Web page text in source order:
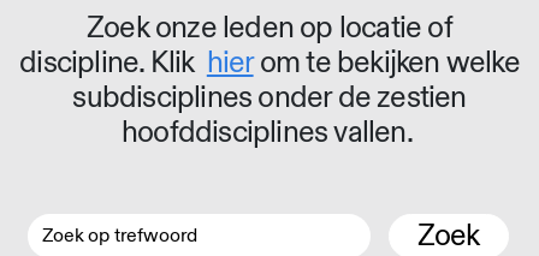
Zoek onze leden op locatie of
discipline. Klik hierom te bekijken welke
subdisciplines onder de zestien
hoofddisciplines vallen.
Zoek